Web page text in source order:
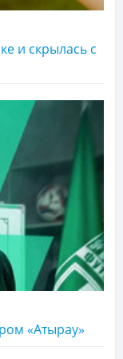
и скрылась с
«Атырау»